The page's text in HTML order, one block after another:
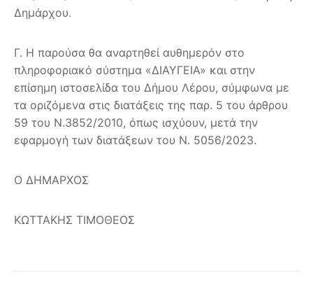
Δημάρχου.
Γ. Η παρούσα θα αναρτηθεί αυθημερόν στο
πληροφοριακό σύστημα «ΔΙΑΥΓΕΙΑ» και στην
επίσημη ιστοσελίδα του Δήμου Λέρου, σύμφωνα με
τα οριζόμενα στις διατάξεις της παρ. 5 του άρθρου
59 του Ν.3852/2010, όπως ισχύουν, μετά την
εφαρμογή των διατάξεων του Ν. 5056/2023.
Ο ΔΗΜΑΡΧΟΣ
ΚΩΤΤΑΚΗΣ ΤΙΜΟΘΕΟΣ